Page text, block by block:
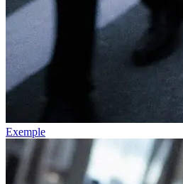
Exemple